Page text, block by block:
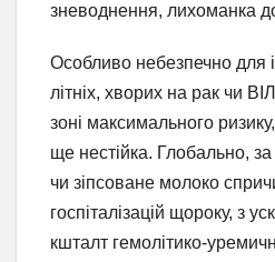
зневоднення, лихоманка
Особливо небезпечно для
літніх, хворих на рак чи
зоні максимального
ще нестійка. Глобально,
чи зіпсоване молоко
госпіталізацій щороку, з
кшталт гемолітико-